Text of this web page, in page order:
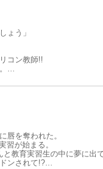
ょう」
リコン教師!!
なんて私の学生生活どう
唇を奪われた。
習が始まる。
教育実習生の中に夢に出
ンされて!?